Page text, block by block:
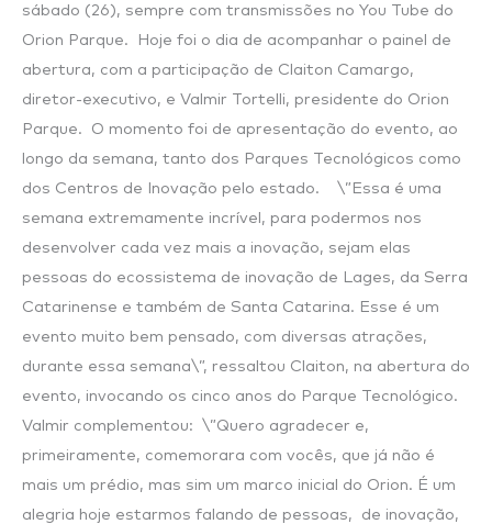
sábado (26), sempre com transmissões no You Tube do
Orion Parque. Hoje foi o dia de acompanhar o painel de
abertura, com a participação de Claiton Camargo,
diretor-executivo, e Valmir Tortelli, presidente do Orion
Parque. O momento foi de apresentação do evento, ao
longo da semana, tanto dos Parques Tecnológicos como
dos Centros de Inovação pelo estado. \”Essa é uma
semana extremamente incrível, para podermos nos
desenvolver cada vez mais a inovação, sejam elas
pessoas do ecossistema de inovação de Lages, da Serra
Catarinense e também de Santa Catarina. Esse é um
evento muito bem pensado, com diversas atrações,
durante essa semana\”, ressaltou Claiton, na abertura do
evento, invocando os cinco anos do Parque Tecnológico.
Valmir complementou: \”Quero agradecer e,
primeiramente, comemorara com vocês, que já não é
mais um prédio, mas sim um marco inicial do Orion. É um
alegria hoje estarmos falando de pessoas, de inovação,